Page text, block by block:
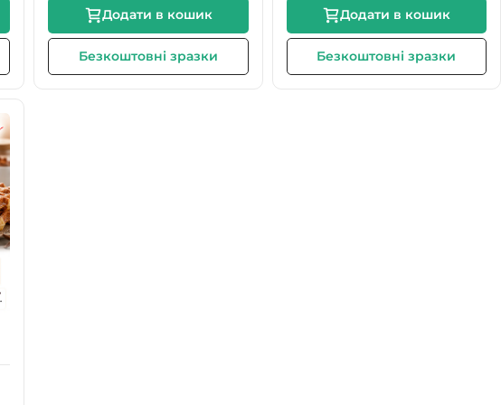
Додати в кошик
Безкоштовні зразки
Додати в кошик
Безкоштовні зразки